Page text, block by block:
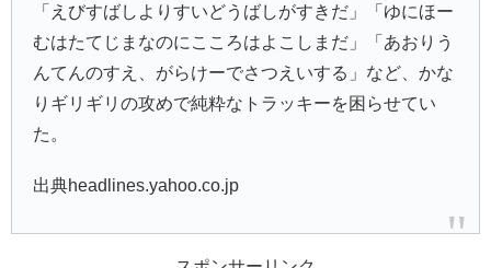
「えびすばしよりすいどうばしがすきだ」「ゆにほー
むはたてじまなのにこころはよこしまだ」「あおりう
んてんのすえ、がらけーでさつえいする」など、かな
りギリギリの攻めで純粋なトラッキーを困らせてい
た。
出典headlines.yahoo.co.jp